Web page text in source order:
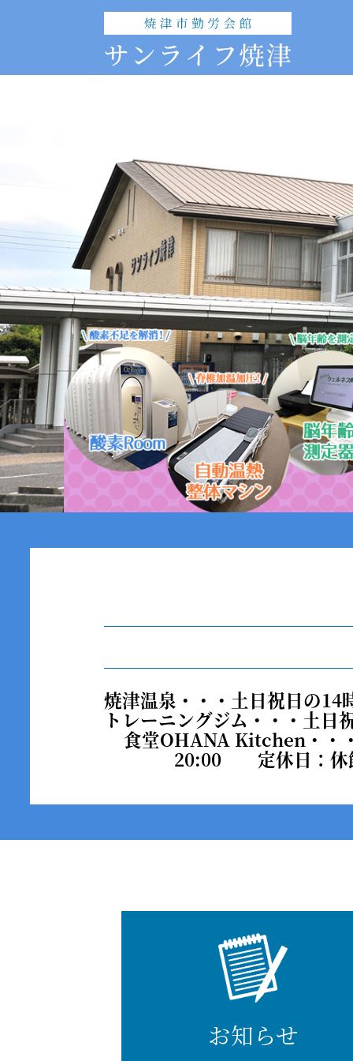
焼津温泉・・・ 土日祝日の14
トレーニングジム・・・ 土日
食堂OHANA Kitchen・・
20:00 定休日：休
お知らせ